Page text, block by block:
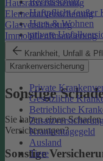
Hausratversicherung
Elementarversicherung
Glasversicherung
Immobilienfinanzierung
Krankheit, Unfall &
Krankenversicherung
Private
Gesetzliche
Betriebliche
Krankentagegeld
Ausland
Tiere
Haftpflicht (außer
Haus & Wohnen
private
Reiserücktritt
Reisegepäck
Sonstige
Sie haben einen
Versicherungen?
Sonstige